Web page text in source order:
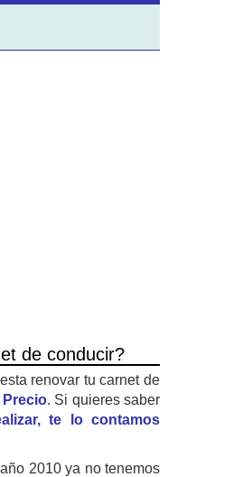
de conducir?
renovar tu carnet de
Precio. Si quieres saber
te lo contamos
2010 ya no tenemos